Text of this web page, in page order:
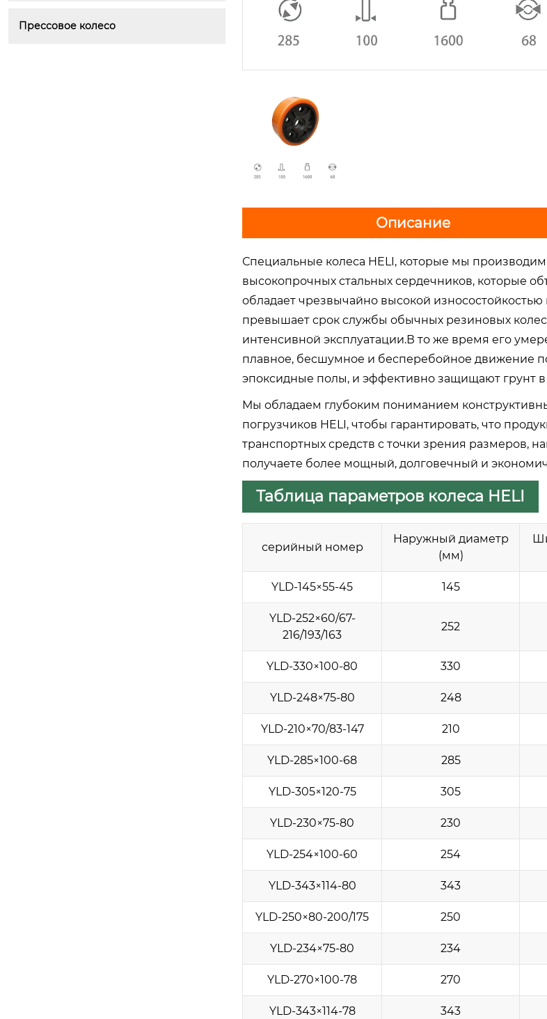
Прессовое колесо
Описание
Специальные колеса HELI, которые мы
высокопрочных стальных сердечников, которые
обладает чрезвычайно высокой
превышает срок службы обычных резиновых
интенсивной эксплуатации.В то же время его
плавное, бесшумное и бесперебойное движение
эпоксидные полы, и эффективно защищают грунт
Мы обладаем глубоким пониманием
погрузчиков HELI, чтобы гарантировать, что
транспортных средств с точки зрения размеров,
получаете более мощный, долговечный и
Таблица параметров колеса HELI
серийный номер
Наружный диаметр
(мм)
YLD-145×55-45 145
YLD-252×60/67-
216/193/163
252
YLD-330×100-80 330
YLD-248×75-80 248
YLD-210×70/83-147 210
YLD-285×100-68 285
YLD-305×120-75 305
YLD-230×75-80 230
YLD-254×100-60 254
YLD-343×114-80 343
YLD-250×80-200/175 250
YLD-234×75-80 234
YLD-270×100-78 270
YLD-343×114-78 343